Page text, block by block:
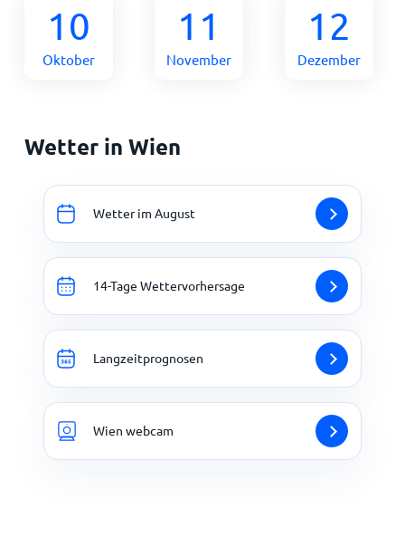
10
Oktober
11
November
12
Dezember
Wetter in Wien
Wetter im August
14-Tage Wettervorhersage
Langzeitprognosen
Wien webcam